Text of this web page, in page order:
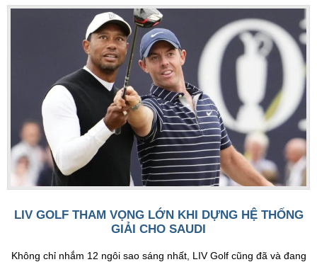
LIV GOLF THAM VỌNG LỚN KHI DỰNG HỆ THỐNG
GIẢI CHO SAUDI
Không chỉ nhắm 12 ngôi sao sáng nhất, LIV Golf cũng đã và đang